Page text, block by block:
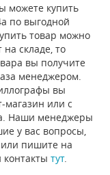
можете купить
по выгодной
товар можно
складе, то
вы получите
менеджером.
вы
магазин или с
Наши менеджеры
у вас вопросы,
или пишите на
контакты тут.